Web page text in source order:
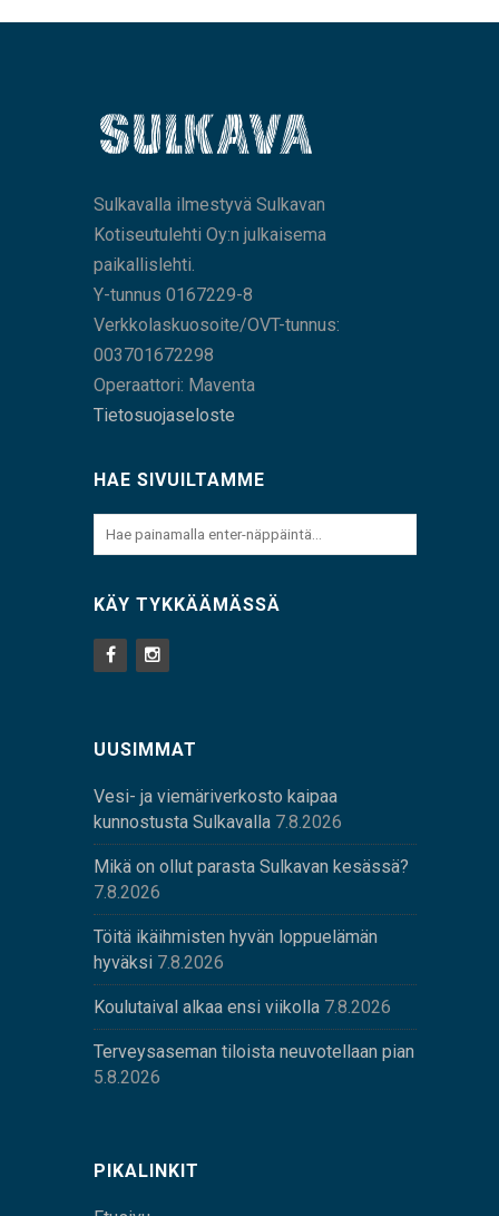
Sulkavalla ilmestyvä Sulkavan
Kotiseutulehti Oy:n julkaisema
paikallislehti.
Y-tunnus 0167229-8
Verkkolaskuosoite/OVT-tunnus:
003701672298
Operaattori: Maventa
Tietosuojaseloste
HAE SIVUILTAMME
KÄY TYKKÄÄMÄSSÄ
UUSIMMAT
Vesi- ja viemäriverkosto kaipaa
kunnostusta Sulkavalla 7.8.2026
Mikä on ollut parasta Sulkavan kesässä?
7.8.2026
Töitä ikäihmisten hyvän loppuelämän
hyväksi 7.8.2026
Koulutaival alkaa ensi viikolla 7.8.2026
Terveysaseman tiloista neuvotellaan pian
5.8.2026
PIKALINKIT